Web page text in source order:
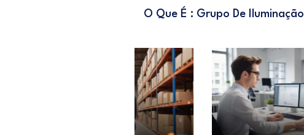
O Que É : Grupo De Iluminação